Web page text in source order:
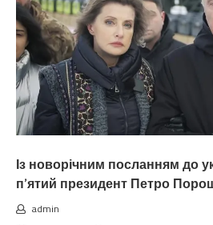
Із новорічним посланням до
п’ятий президент Петро
admin